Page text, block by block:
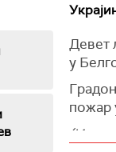
Девет
у
пожар